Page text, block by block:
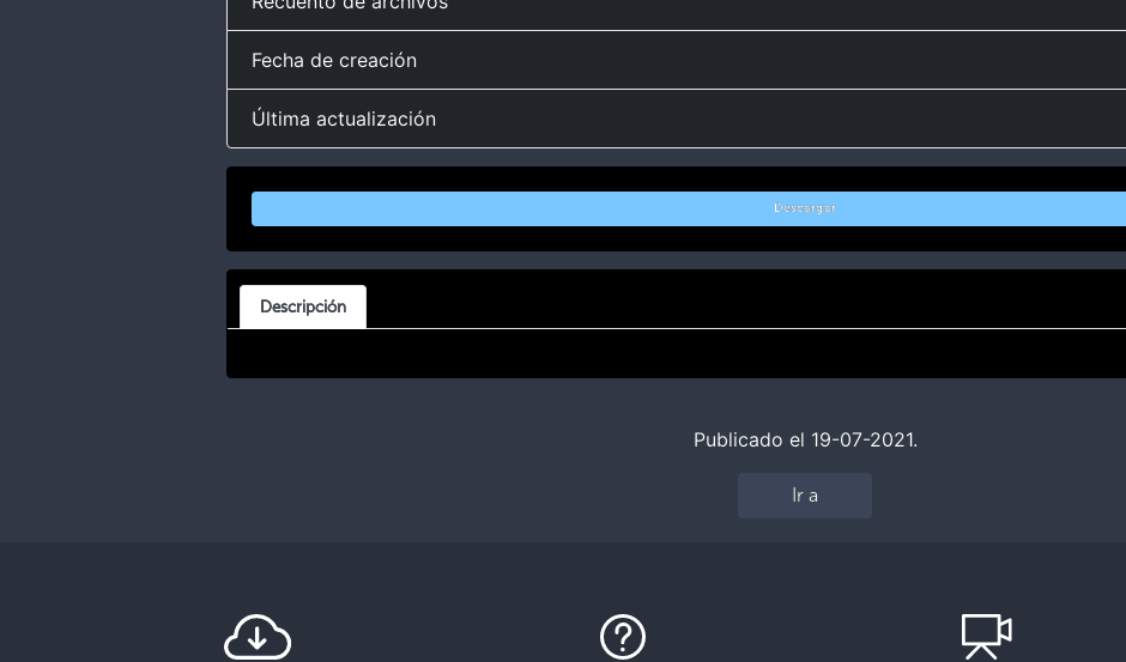
Fecha de creación
Última actualización
Descargar
Descripción
Publicado el 19-07-2021.
Ir a